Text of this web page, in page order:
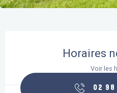
Horaires
Voir les
02 98